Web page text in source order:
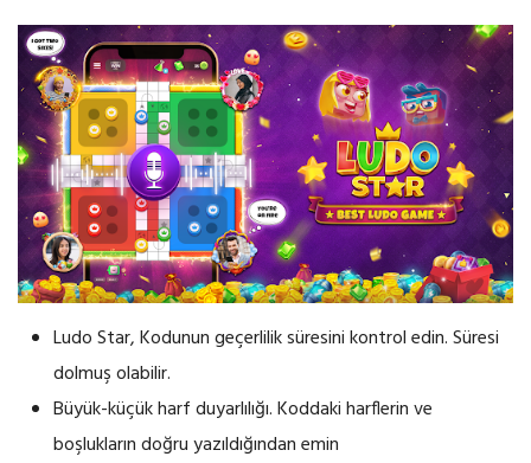
Ludo Star, Kodunun geçerlilik süresini kontrol edin. Süresi
dolmuş olabilir.
Büyük-küçük harf duyarlılığı. Koddaki harflerin ve
boşlukların doğru yazıldığından emin